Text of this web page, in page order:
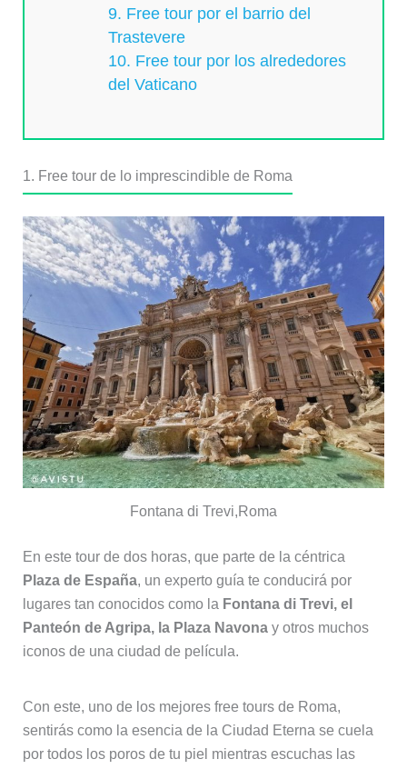
9. Free tour por el barrio del
Trastevere
10. Free tour por los alrededores
del Vaticano
1. Free tour de lo imprescindible de Roma
Fontana di Trevi,Roma
En este tour de dos horas, que parte de la céntrica
Plaza de España, un experto guía te conducirá por
lugares tan conocidos como la Fontana di Trevi, el
Panteón de Agripa, la Plaza Navonay otros muchos
iconos de una ciudad de película.
Con este, uno de los mejores free tours de Roma,
sentirás como la esencia de la Ciudad Eterna se cuela
por todos los poros de tu piel mientras escuchas las